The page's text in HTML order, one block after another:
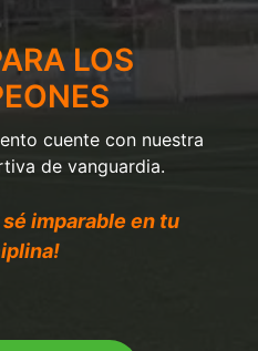
LOS
cuente con nuestra
de vanguardia.
imparable en tu